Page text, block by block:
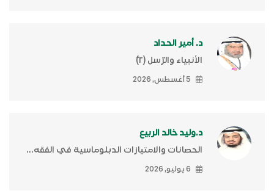
د. أمير الحداد
الأنبياء والرّسل (٢)ّ
5 أغسطس, 2026
د.وليد خالد الربيع
الحصانات والامتيازات الدبلوماسية في الفقه...
6 يوليو, 2026